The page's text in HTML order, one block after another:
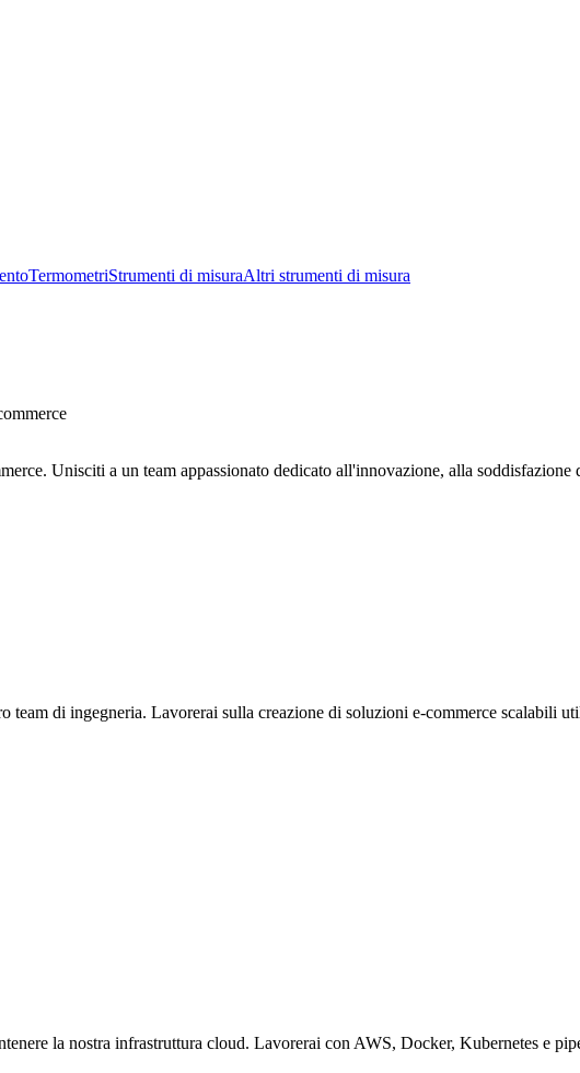
TermometriStrumenti di misuraAltri strumenti di misura
Unisciti a un team appassionato dedicato all'innovazione, alla soddisfazione
team di ingegneria. Lavorerai sulla creazione di soluzioni e-commerce scalabili
la nostra infrastruttura cloud. Lavorerai con AWS, Docker, Kubernetes e